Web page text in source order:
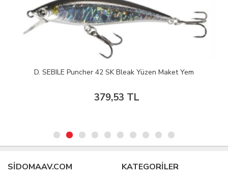
D. SEBILE Puncher 42 SK Bleak Yüzen Maket Yem
379,53 TL
SIDOMAAV.COM KATEGORİLER